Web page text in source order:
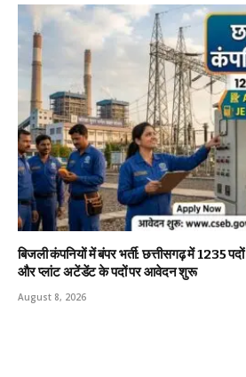
बिजली कंपनियों में बंपर भर्ती: छत्तीसगढ़ में 1235
और प्लांट अटेंडेंट के पदों पर आवेदन शुरू
August 8, 2026